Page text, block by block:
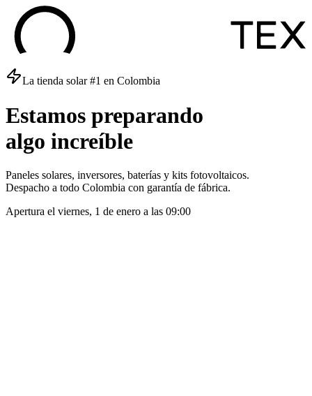
La tienda solar #1 en Colombia
Estamos preparando
algo increíble
Paneles solares, inversores, baterías y kits fotovoltaicos.
Despacho a todo Colombia con garantía de fábrica.
Apertura el viernes, 1 de enero a las 09:00